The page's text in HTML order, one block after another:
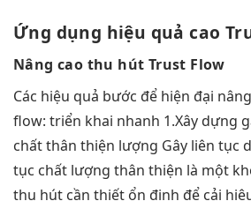
Ứng dụng hiệu quả cao
Nâng cao thu hút Trust Flow
Các hiệu quả bước để hiện đại
flow: triển khai nhanh 1.Xây dựng
chấtthân thiện lượng Gây liên tục
tục chất lượng thân thiện là một
thu hút cần thiết ổn định để cải